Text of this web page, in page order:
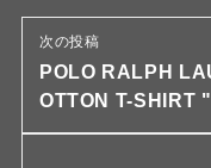
次の投稿
POLO RALPH
OTTON T-SHIRT "